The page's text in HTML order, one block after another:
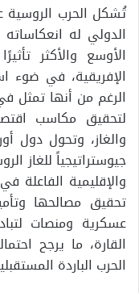
تُشكل الحرب الروسية
الدولي له
الأوسع والأكثر
الرغم من أنها تمثل
لتحقيق مكاسب
والغاز، وتحول دول
جيوستراتيجياً للغاز
والإقليمية
تحقيق مصالحها
عسكرية ومنصات
القارة، ما يرجح
الحرب الباردة